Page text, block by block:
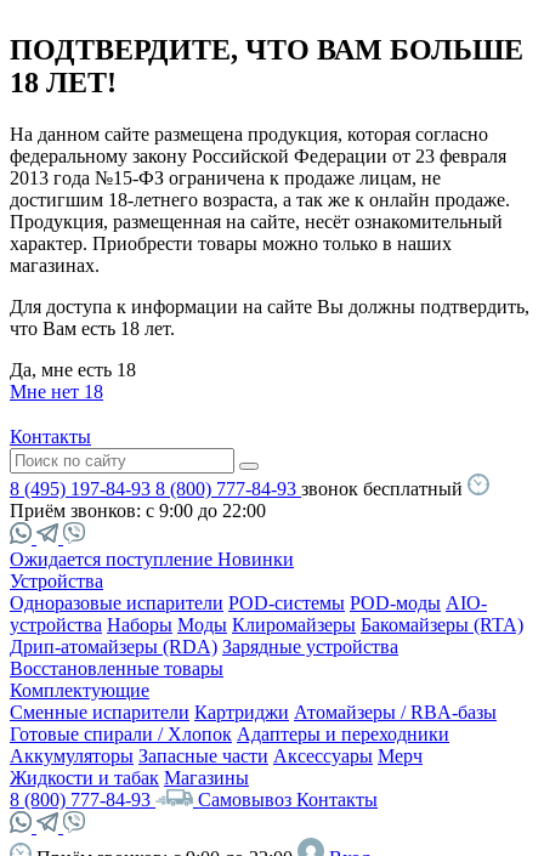
ПОДТВЕРДИТЕ, ЧТО ВАМ БОЛЬШЕ
18 ЛЕТ!
На данном сайте размещена продукция, которая согласно
федеральному закону Российской Федерации от 23 февраля
2013 года №15-ФЗ ограничена к продаже лицам, не
достигшим 18-летнего возраста, а так же к онлайн продаже.
Продукция, размещенная на сайте, несёт ознакомительный
характер. Приобрести товары можно только в наших
магазинах.
Для доступа к информации на сайте Вы должны подтвердить,
что Вам есть 18 лет.
Да, мне есть 18
Мне нет 18
Контакты
8 (495) 197-84-93 8 (800) 777-84-93 звонок бесплатный
Приём звонков: с 9:00 до 22:00
Ожидается поступление Новинки
Устройства
Одноразовые испарители POD-системы POD-моды AIO-
устройства Наборы Моды Клиромайзеры Бакомайзеры (RTA)
Дрип-атомайзеры (RDA) Зарядные устройства
Восстановленные товары
Комплектующие
Сменные испарители Картриджи Атомайзеры / RBA-базы
Готовые спирали / Хлопок Адаптеры и переходники
Аккумуляторы Запасные части Аксессуары Мерч
Жидкости и табак Магазины
8 (800) 777-84-93
Самовывоз Контакты